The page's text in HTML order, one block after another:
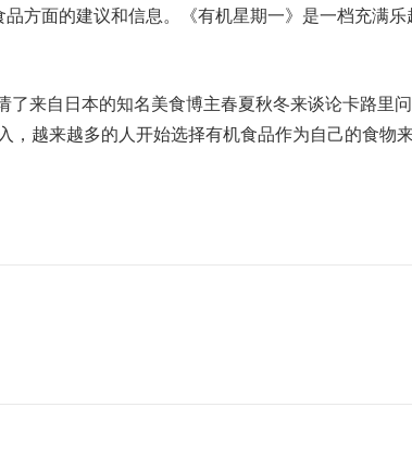
方面的建议和信息。《有机星期一》是一档充满乐
了来自日本的知名美食博主春夏秋冬来谈论卡路里
，越来越多的人开始选择有机食品作为自己的食物